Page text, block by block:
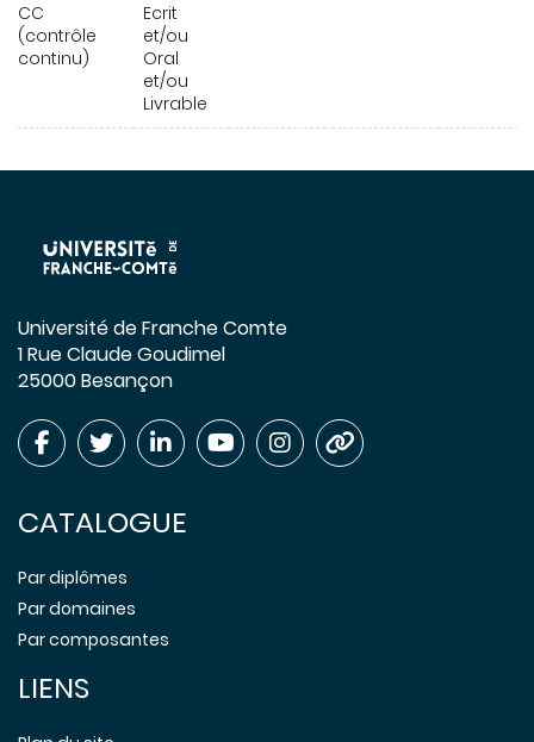
CC
(contrôle
continu)
Ecrit
et/ou
Oral
et/ou
Livrable
Université de Franche Comte
1 Rue Claude Goudimel
25000 Besançon
CATALOGUE
Par diplômes
Par domaines
Par composantes
LIENS